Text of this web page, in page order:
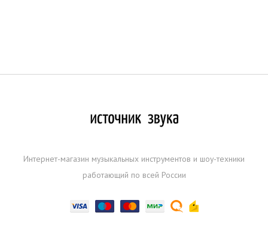
Интернет-магазин музыкальных инструментов и шоу-техники
работающий по всей России